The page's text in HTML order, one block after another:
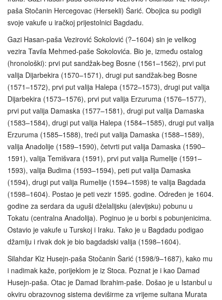
paša Stočanin Hercegovac (Hersekli) Šarić. Obojica su podigli
svoje vakufe u iračkoj prijestolnici Bagdadu.
Gazi Hasan-paša Vezirović Sokolović (?–1604) sin je velikog
vezira Tavila Mehmed-paše Sokolovića. Bio je, između ostalog
(hronološki): prvi put sandžak-beg Bosne (1561–1562), prvi put
valija Dijarbekira (1570–1571), drugi put sandžak-beg Bosne
(1571–1572), prvi put valija Halepa (1572–1573), drugi put valija
Dijarbekira (1573–1576), prvi put valija Erzuruma (1576–1577),
prvi put valija Damaska (1577–1581), drugi put valija Damaska
(1583–1584), drugi put valija Halepa (1584–1585), drugi put valija
Erzuruma (1585–1588), treći put valija Damaska (1588–1589),
valija Anadolije (1589–1590), četvrti put valija Damaska (1590–
1591), valija Temišvara (1591), prvi put valija Rumelije (1591–
1593), valija Budima (1593–1594), peti put valija Damaska
(1594), drugi put valija Rumelije (1594–1598) te valija Bagdada
(1598–1604). Postao je peti vezir 1595. godine. Određen je 1604.
godine za serdara da uguši dželalijsku (alevijsku) pobunu u
Tokatu (centralna Anadolija). Poginuo je u borbi s pobunjenicima.
Ostavio je vakufe u Turskoj i Iraku. Tako je u Bagdadu podigao
džamiju i rivak dok je bio bagdadski valija (1598–1604).
Silahdar Kiz Husejn-paša Stočanin Šarić (1598/9–1687), kako mu
i nadimak kaže, porijeklom je iz Stoca. Poznat je i kao Damad
Husejn-paša. Otac je Damad Ibrahim-paše. Došao je u Istanbul u
okviru obrazovnog sistema deviširme za vrijeme sultana Murata